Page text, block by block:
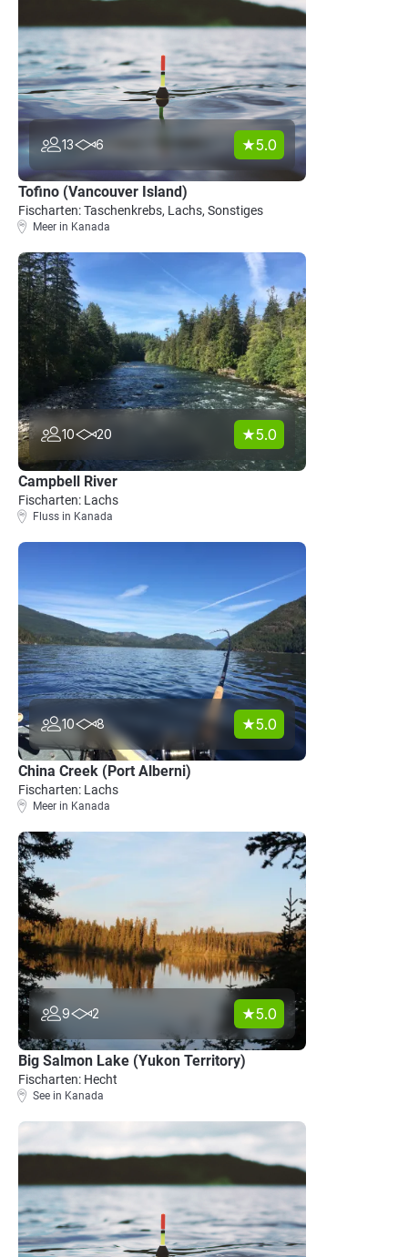
13 6 5.0
Tofino (Vancouver Island)
Fischarten: Taschenkrebs, Lachs, Sonstiges
Meer in Kanada
10 20 5.0
Campbell River
Fischarten: Lachs
Fluss in Kanada
10 8 5.0
China Creek (Port Alberni)
Fischarten: Lachs
Meer in Kanada
9 2 5.0
Big Salmon Lake (Yukon Territory)
Fischarten: Hecht
See in Kanada